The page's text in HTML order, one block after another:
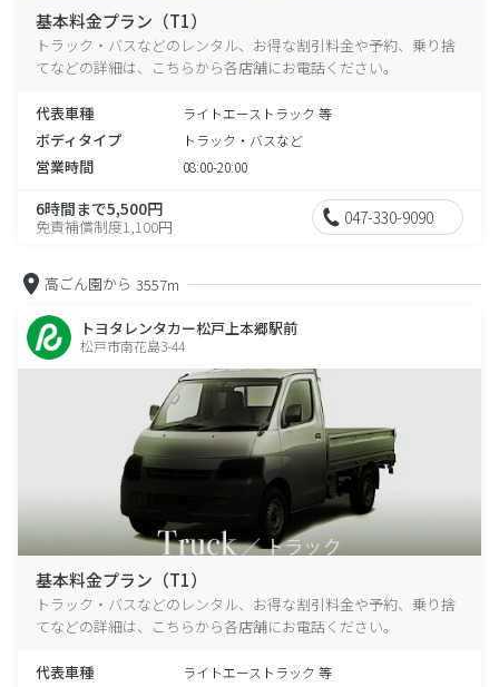
基本料金プラン（T1）
トラック・バスなどのレンタル、お得な割引料金や予約、乗り捨
てなどの詳細は、こちらから各店舗にお電話ください。
代表車種 ライトエーストラック 等
ボディタイプ トラック・バスなど
営業時間 08:00-20:00
6時間まで5,500円
免責補償制度1,100円 047-330-9090
高ごん園から 3557m
トヨタレンタカー松戸上本郷駅前
松戸市南花島3-44
基本料金プラン（T1）
トラック・バスなどのレンタル、お得な割引料金や予約、乗り捨
てなどの詳細は、こちらから各店舗にお電話ください。
代表車種 ライトエーストラック 等